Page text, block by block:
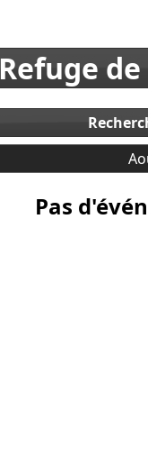
Refuge
Pas